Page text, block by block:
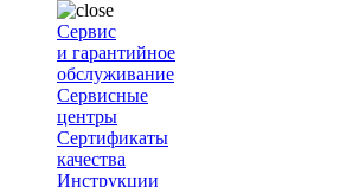
Сервис
и гарантийное
обслуживание
Сервисные
центры
Сертификаты
качества
Инструкции